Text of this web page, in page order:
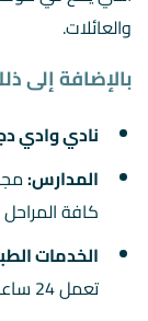
والعائلات.
بالإضافة إلى
نادي وادي
المدارس:
كافة المراحل
الخدمات
تعمل 24 ساعة.